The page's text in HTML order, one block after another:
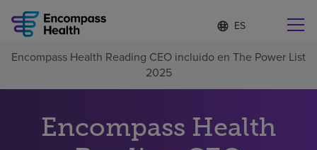
Lista
de
idiomas
d
o
a
l
e
Encuentre una localidad cerca de usted
Por qué debe elegirnos
Encompass Health Reading CEO incluido en The Power List
2025
Encompass Health